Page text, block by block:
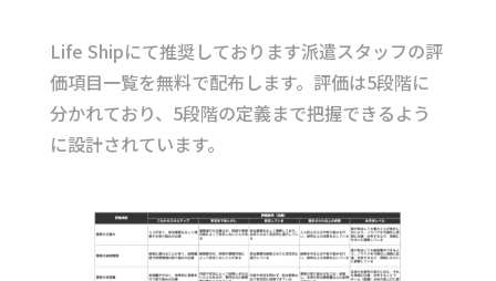
Life Shipにて推奨しております派遣スタッフの評
価項目一覧を無料で配布します。評価は5段階に
分かれており、5段階の定義まで把握できるよう
に設計されています。